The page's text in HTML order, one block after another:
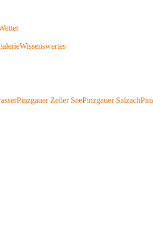
Wissenswertes
Pinzgauer Zeller SeePinzgauer Salzach